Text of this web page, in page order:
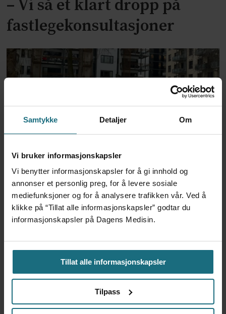
Samtykke Detaljer Om
Vi bruker informasjonskapsler
Vi benytter informasjonskapsler for å gi innhold og
annonser et personlig preg, for å levere sosiale
mediefunksjoner og for å analysere trafikken vår. Ved å
klikke på “Tillat alle informasjonskapsler” godtar du
informasjonskapsler på Dagens Medisin.
Tillat alle informasjonskapsler
Tilpass
– Vi så et klart dropp på
fastlegekonsultasjoner
Vi studenter tar tak i mangel
på tverrfaglig samarbeid
ANNONSE KUN FOR HELSEPERSONELL